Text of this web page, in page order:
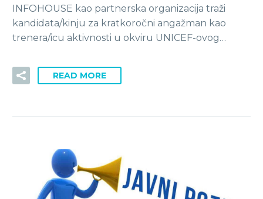
INFOHOUSE kao partnerska organizacija traži
kandidata/kinju za kratkoročni angažman kao
trenera/icu aktivnosti u okviru UNICEF-ovog…
READ MORE